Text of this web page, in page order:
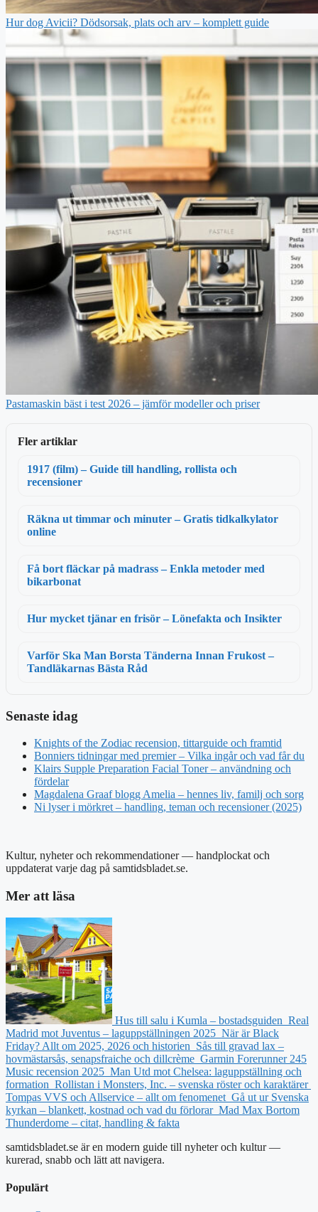
Hur dog Avicii? Dödsorsak, plats och arv – komplett guide
Pastamaskin bäst i test 2026 – jämför modeller och priser
Fler artiklar
1917 (film) – Guide till handling, rollista och
recensioner
Räkna ut timmar och minuter – Gratis tidkalkylator
online
Få bort fläckar på madrass – Enkla metoder med
bikarbonat
Hur mycket tjänar en frisör – Lönefakta och Insikter
Varför Ska Man Borsta Tänderna Innan Frukost –
Tandläkarnas Bästa Råd
Senaste idag
Knights of the Zodiac recension, tittarguide och framtid
Bonniers tidningar med premier – Vilka ingår och vad får du
Klairs Supple Preparation Facial Toner – användning och
fördelar
Magdalena Graaf blogg Amelia – hennes liv, familj och sorg
Ni lyser i mörkret – handling, teman och recensioner (2025)
Kultur, nyheter och rekommendationer — handplockat och
uppdaterat varje dag på samtidsbladet.se.
Mer att läsa
Hus till salu i Kumla – bostadsguiden Real
Madrid mot Juventus – laguppställningen 2025 När är Black
Friday? Allt om 2025, 2026 och historien Sås till gravad lax –
hovmästarsås, senapsfraiche och dillcrème Garmin Forerunner 245
Music recension 2025 Man Utd mot Chelsea: laguppställning och
formation Rollistan i Monsters, Inc. – svenska röster och karaktärer
Tompas VVS och Allservice – allt om fenomenet Gå ut ur Svenska
kyrkan – blankett, kostnad och vad du förlorar Mad Max Bortom
Thunderdome – citat, handling & fakta
samtidsbladet.se är en modern guide till nyheter och kultur —
kurerad, snabb och lätt att navigera.
Populärt